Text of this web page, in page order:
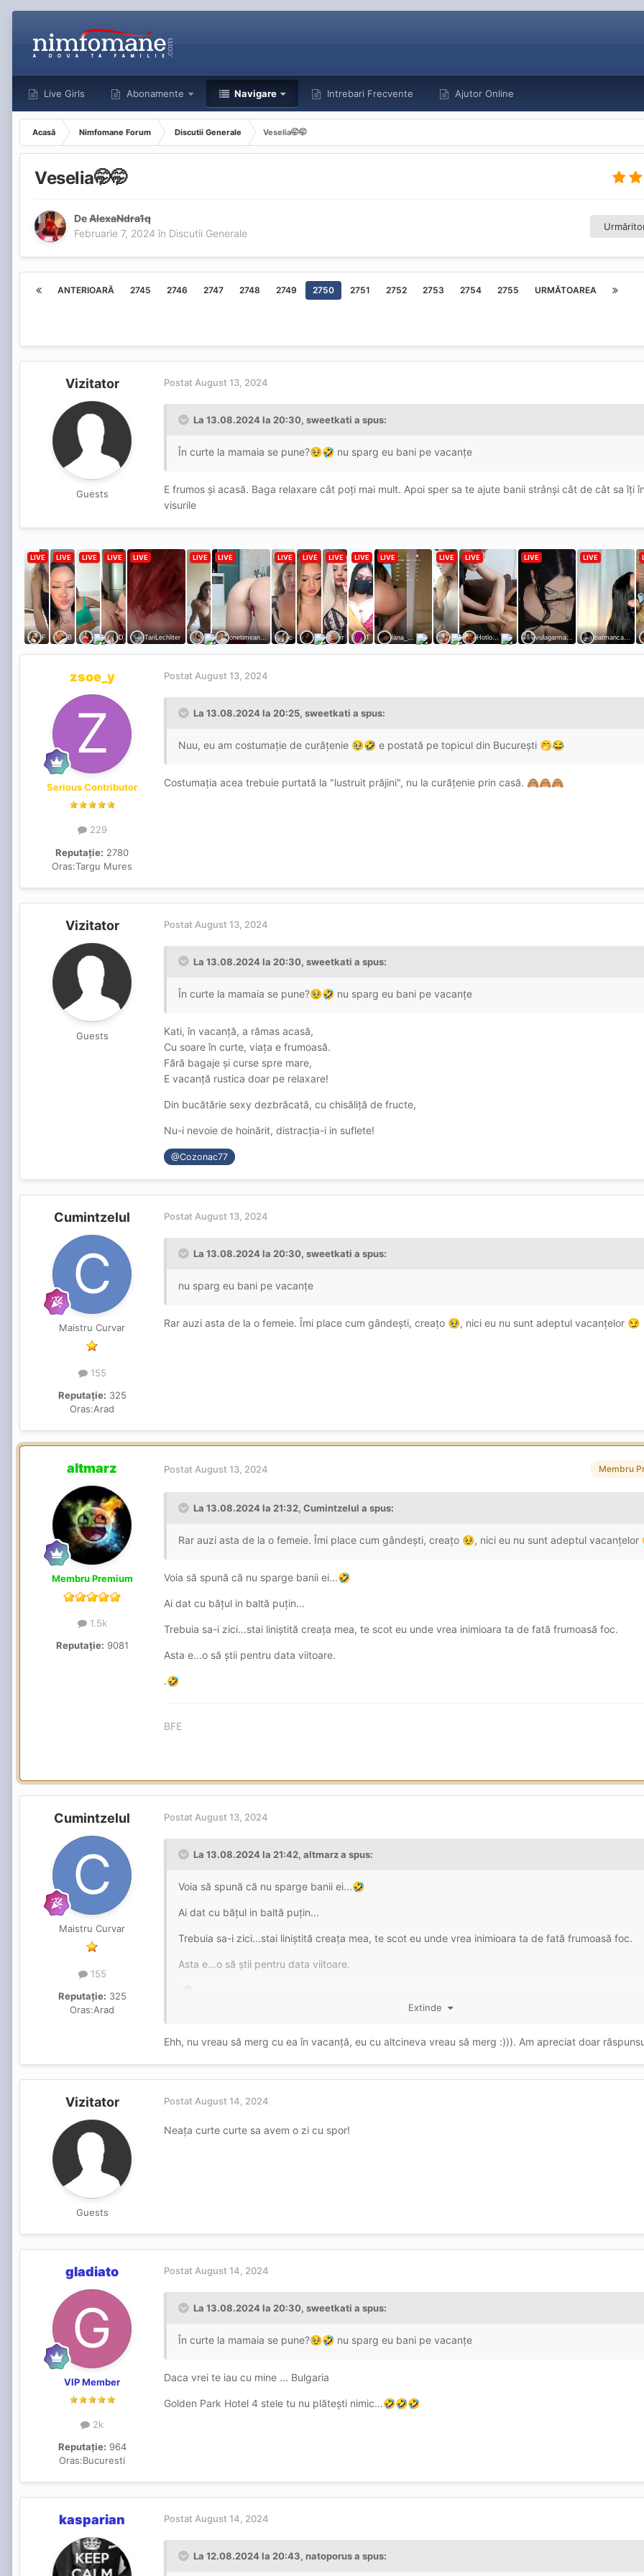
Live Girls Abonamente Navigare Intrebari Frecvente Ajutor Online
Acasă Nimfomane Forum Discutii Generale Veselia🤭🤭
Veselia🤭🤭
DeAlexaNdra1q
Februarie 7, 2024 în Discutii Generale
ANTERIOARĂ 2745 2746 2747 2748 2749 2750 2751 2752 2753 2754 2755 URMĂTOAREA
Vizitator
Guests
Postat August 13, 2024
La 13.08.2024 la 20:30, sweetkati a spus:
În curte la mamaia se pune?🥹🤣 nu sparg eu bani pe vacanțe
E frumos și acasă. Baga relaxare cât poți mai mult. Apoi sper sa te ajute banii strânși cât de cât sa îți
visurile
zsoe_y
Serious Contributor
229
Reputație: 2780
Oras:Targu Mures
Postat August 13, 2024
La 13.08.2024 la 20:25, sweetkati a spus:
Nuu, eu am costumație de curățenie 🥹🤣 e postată pe topicul din București 🤭😂
Costumația acea trebuie purtată la "lustruit prăjini", nu la curățenie prin casă. 🙈🙈🙈
Vizitator
Guests
Postat August 13, 2024
La 13.08.2024 la 20:30, sweetkati a spus:
În curte la mamaia se pune?🥹🤣 nu sparg eu bani pe vacanțe
Kati, în vacanță, a rămas acasă,
Cu soare în curte, viața e frumoasă.
Fără bagaje și curse spre mare,
E vacanță rustica doar pe relaxare!
Din bucătărie sexy dezbrăcată, cu chisăliță de fructe,
Nu-i nevoie de hoinărit, distracția-i in suflete!
@Cozonac77
Cumintzelul
Maistru Curvar
155
Reputație: 325
Oras:Arad
Postat August 13, 2024
La 13.08.2024 la 20:30, sweetkati a spus:
nu sparg eu bani pe vacanțe
Rar auzi asta de la o femeie. Îmi place cum gândești, creațo 🥹, nici eu nu sunt adeptul vacanțelor 😏
altmarz
Membru Premium
1.5k
Reputație: 9081
Membru
Postat August 13, 2024
La 13.08.2024 la 21:32, Cumintzelul a spus:
Rar auzi asta de la o femeie. Îmi place cum gândești, creațo 🥹, nici eu nu sunt adeptul vacanțelor
Voia să spună că nu sparge banii ei...🤣
Ai dat cu bățul in baltă puțin...
Trebuia sa-i zici...stai liniștită creața mea, te scot eu unde vrea inimioara ta de fată frumoasă foc.
Asta e...o să știi pentru data viitoare.
.🤣
BFE
Cumintzelul
Maistru Curvar
155
Reputație: 325
Oras:Arad
Postat August 13, 2024
La 13.08.2024 la 21:42, altmarza spus:
Voia să spună că nu sparge banii ei...🤣
Ai dat cu bățul in baltă puțin...
Trebuia sa-i zici...stai liniștită creața mea, te scot eu unde vrea inimioara ta de fată frumoasă foc.
Asta e...o să știi pentru data viitoare.
🤣
Extinde
Ehh, nu vreau să merg cu ea în vacanță, eu cu altcineva vreau să merg :))). Am apreciat doar
Vizitator
Guests
Postat August 14, 2024
Neața curte curte sa avem o zi cu spor!
gladiato
VIP Member
2k
Reputație: 964
Oras:Bucuresti
Postat August 14, 2024
La 13.08.2024 la 20:30, sweetkati a spus:
În curte la mamaia se pune?🥹🤣 nu sparg eu bani pe vacanțe
Daca vrei te iau cu mine ... Bulgaria
Golden Park Hotel 4 stele tu nu plătești nimic...🤣🤣🤣
kasparian Postat August 14, 2024
La 12.08.2024 la 20:43, natoporusa spus: